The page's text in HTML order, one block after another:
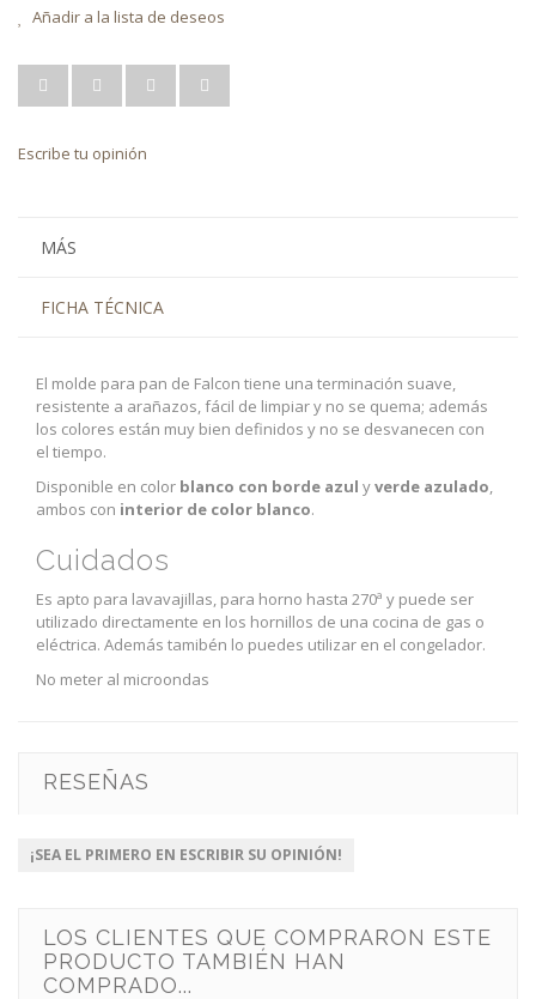
Añadir a la lista de deseos
Escribe tu opinión
MÁS
FICHA TÉCNICA
El molde para pan de Falcon tiene una terminación suave,
resistente a arañazos, fácil de limpiar y no se quema; además
los colores están muy bien definidos y no se desvanecen con
el tiempo.
Disponible en color blanco con borde azul yverde azulado,
ambos con interior de color blanco.
Cuidados
Es apto para lavavajillas, para horno hasta 270ª y puede ser
utilizado directamente en los hornillos de una cocina de gas o
eléctrica. Además tamibén lo puedes utilizar en el congelador.
No meter al microondas
RESEÑAS
¡SEA EL PRIMERO EN ESCRIBIR SU OPINIÓN!
LOS CLIENTES QUE COMPRARON ESTE
PRODUCTO TAMBIÉN HAN
COMPRADO...